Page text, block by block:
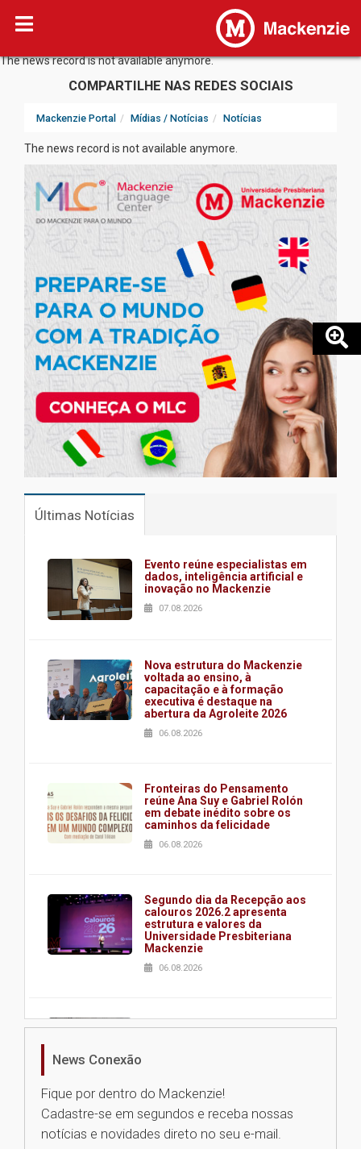
The news record is not available anymore.
COMPARTILHE NAS REDES SOCIAIS
Mackenzie Portal Mídias / Notícias Notícias
The news record is not available anymore.
Últimas Notícias
Evento reúne especialistas em
dados, inteligência artificial e
inovação no Mackenzie
07.08.2026
Nova estrutura do Mackenzie
voltada ao ensino, à
capacitação e à formação
executiva é destaque na
abertura da Agroleite 2026
06.08.2026
Fronteiras do Pensamento
reúne Ana Suy e Gabriel Rolón
em debate inédito sobre os
caminhos da felicidade
06.08.2026
Segundo dia da Recepção aos
calouros 2026.2 apresenta
estrutura e valores da
Universidade Presbiteriana
Mackenzie
06.08.2026
Nova apresentação do Centro
Universidade Mackenzie
realizará nova edição da Feira
News Conexão
Fique por dentro do Mackenzie!
Cadastre-se em segundos e receba nossas
notícias e novidades direto no seu e-mail.